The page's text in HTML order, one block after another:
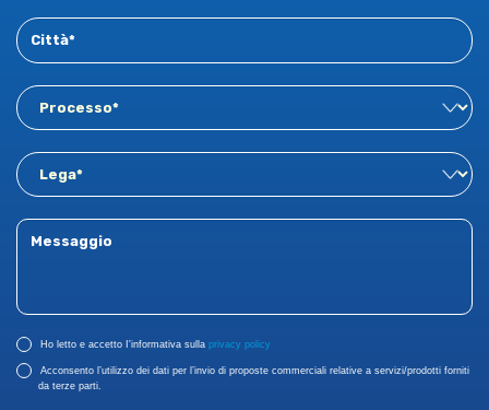
Ho letto e accetto I'informativa sulla privacy policy
Acconsento l’utilizzo dei dati per l’invio di proposte commerciali relative a servizi/prodotti forniti
da terze parti.